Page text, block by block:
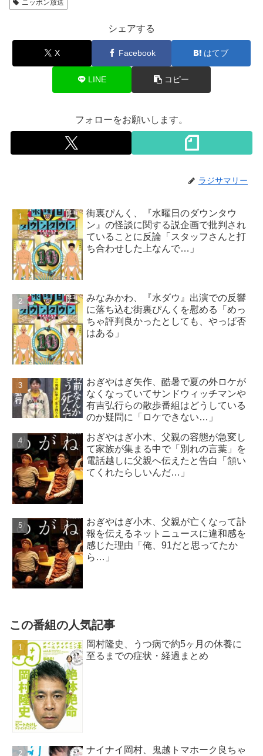
ニッポン放送
シェアする
X Facebook はてブ
LINE コピー
フォローをお願いします。
ラジサマリー
街裏ぴんく、『水曜日のダウンタウ
ン』の怪談に関する説企画で批判され
ていることに反論「スタッフさんと打
ち合わせした上なんで…」
みなみかわ、『水ダウ』出演での反響
に落ち込む街裏ぴんくを慰める「めっ
ちゃ評判良かったとしても、やっぱ否
はある」
おぎやはぎ矢作、酷暑で夏の外ロケが
なくなっていてサンドウィッチマンや
有吉弘行らの散歩番組はどうしている
のか疑問に「ロケできない…」
おぎやはぎ小木、父親の容態が急変し
て家族が集まる中で「別れの言葉」を
電話越しに父親へ伝えたと告白「頷い
てくれたらしいんだ…」
おぎやはぎ小木、父親が亡くなって訃
報を伝えるネットニュースに違和感を
感じた理由「俺、91だと思ってたか
ら…」
この番組の人気記事
岡村隆史、うつ病で約5ヶ月の休養に
至るまでの症状・経過まとめ
ナイナイ岡村、鬼越トマホーク良ちゃ